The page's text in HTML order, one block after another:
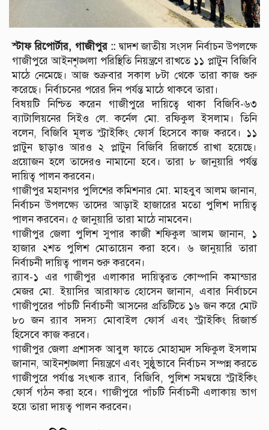
স্টাফ রিপোর্টার, গাজীপুর :: দ্বাদশ জাতীয় সংসদ নির্বাচন উপলক্ষে
গাজীপুরে আইনশৃঙ্খলা পরিস্থিতি নিয়ন্ত্রণে রাখতে ১১ প্লাটুন বিজিবি
মাঠে নেমেছে। আজ শুক্রবার সকাল ৮টা থেকে তারা কাজ শুরু
করেছে। নির্বাচনের পরের দিন পর্যন্ত মাঠে থাকবে তারা।
বিষয়টি নিশ্চিত করেন গাজীপুরে দায়িত্বে থাকা বিজিবি-৬৩
ব্যাটালিয়নের সিইও লে. কর্নেল মো. রফিকুল ইসলাম। তিনি
বলেন, বিজিবি মূলত স্ট্রাইকিং ফোর্স হিসেবে কাজ করবে। ১১
প্লাটুন ছাড়াও আরও ২ প্লাটুন বিজিবি রিজার্ভে রাখা হয়েছে।
প্রয়োজন হলে তাদেরও নামানো হবে। তারা ৮ জানুয়ারি পর্যন্ত
দায়িত্ব পালন করবেন।
গাজীপুর মহানগর পুলিশের কমিশনার মো. মাহবুব আলম জানান,
নির্বাচন উপলক্ষ্যে তাদের আড়াই হাজারের মতো পুলিশ দায়িত্ব
পালন করবেন। ৫ জানুয়ারি তারা মাঠে নামবেন।
গাজীপুর জেলা পুলিশ সুপার কাজী শফিকুল আলম জানান, ১
হাজার ২শত পুলিশ মোতায়েন করা হবে। ৬ জানুয়ারি তারা
নির্বাচনী দায়িত্ব পালন শুরু করবেন।
র‌্যাব-১ এর গাজীপুর এলাকার দায়িত্বরত কোম্পানি কমান্ডার
মেজর মো. ইয়াসির আরাফাত হোসেন জানান, এবার নির্বাচনে
গাজীপুরের পাঁচটি নির্বাচনী আসনের প্রতিটিতে ১৬ জন করে মোট
৮০ জন র‌্যাব সদস্য মোবাইল ফোর্স এবং স্ট্রাইকিং রিজার্ভ
হিসেবে কাজ করবে।
গাজীপুর জেলা প্রশাসক আবুল ফাতে মোহাম্মদ সফিকুল ইসলাম
জানান, আইনশৃঙ্খলা নিয়ন্ত্রণে এবং সুষ্ঠুভাবে নির্বাচন সম্পন্ন করতে
গাজীপুরে পর্যাপ্ত সংখ্যক র‌্যাব, বিজিবি, পুলিশ সমন্বয়ে স্ট্রাইকিং
ফোর্স গঠন করা হবে। গাজীপুরে পাঁচটি নির্বাচনী এলাকায় ভাগ
হয়ে তারা দায়ত্ব পালন করবেন।